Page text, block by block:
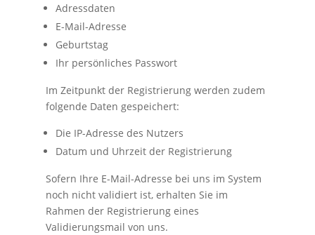
Adressdaten
E-Mail-Adresse
Geburtstag
Ihr persönliches Passwort
Im Zeitpunkt der Registrierung werden zudem
folgende Daten gespeichert:
Die IP-Adresse des Nutzers
Datum und Uhrzeit der Registrierung
Sofern Ihre E-Mail-Adresse bei uns im System
noch nicht validiert ist, erhalten Sie im
Rahmen der Registrierung eines
Validierungsmail von uns.